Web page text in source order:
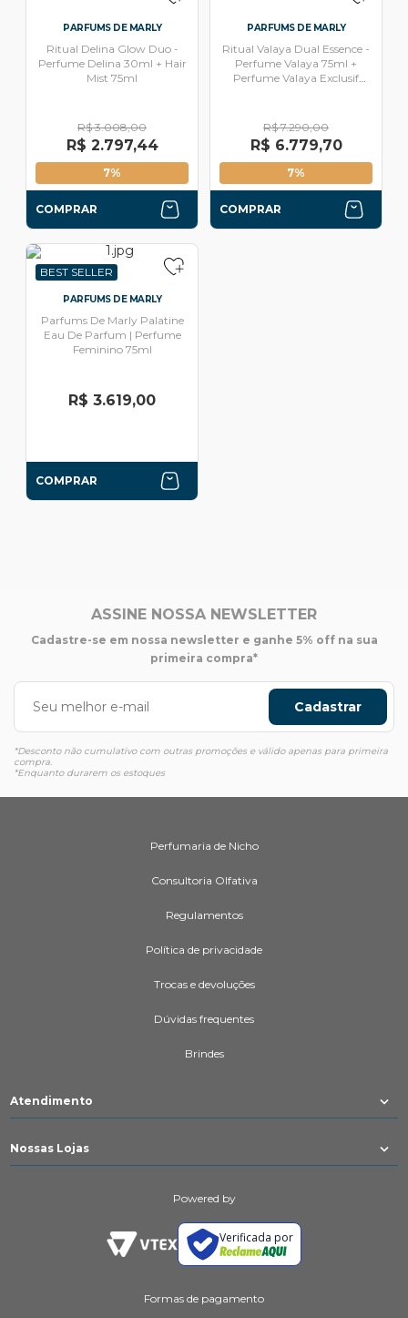
PARFUMS DE MARLY
Ritual Delina Glow Duo -
Perfume Delina 30ml + Hair
Mist 75ml
R$ 3.008,00
R$ 2.797,44
7%
COMPRAR
PARFUMS DE MARLY
Ritual Valaya Dual Essence -
Perfume Valaya 75ml +
Perfume Valaya Exclusif
R$ 7.290,00
R$ 6.779,70
7%
COMPRAR
BEST SELLER
PARFUMS DE MARLY
Parfums De Marly Palatine
Eau De Parfum | Perfume
Feminino 75ml
R$ 3.619,00
COMPRAR
ASSINE NOSSA NEWSLETTER
Cadastre-se em nossa newsletter e ganhe 5% off na sua
primeira compra*
Cadastrar
*Desconto não cumulativo com outras promoções e válido apenas para primeira
compra.
*Enquanto durarem os estoques
Perfumaria de Nicho
Consultoria Olfativa
Regulamentos
Política de privacidade
Trocas e devoluções
Dúvidas frequentes
Brindes
Atendimento
Nossas Lojas
Powered by
Verificada por
Formas de pagamento